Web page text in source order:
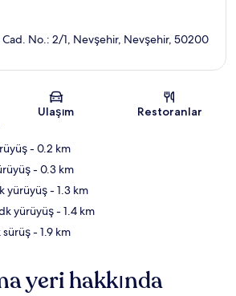
Harita
No.: 2/1, Nevşehir, Nevşehir, 50200
Ulaşım Restoranlar
- 0.2 km
- 0.3 km
yürüyüş- 1.3 km
yürüyüş- 1.4 km
sürüş- 1.9 km
yeri hakkında